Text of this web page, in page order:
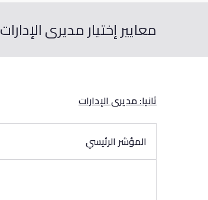
معايير إختيار مديرى الإدارات
ثانيا: مديرى الإدارات
المؤشر الرئيسي